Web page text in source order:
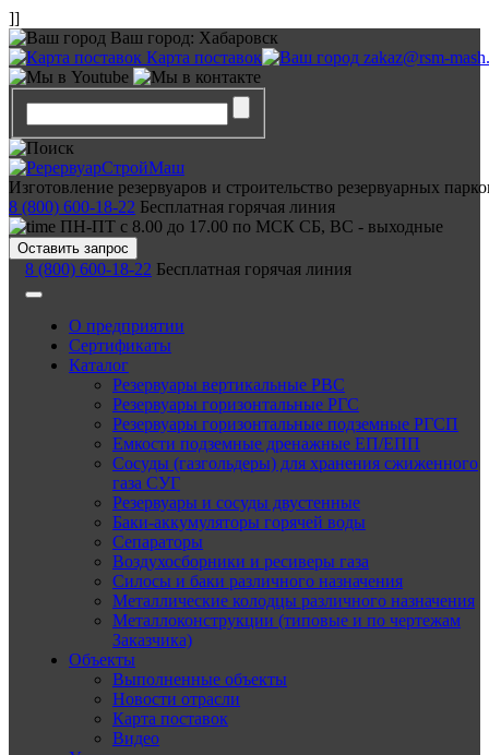
]]
Ваш город: Хабаровск
Карта поставок
zakaz@rsm-
Изготовление резервуаров и строительство резервуарных
8 (800) 600-18-22 Бесплатная горячая линия
ПН-ПТ с 8.00 до 17.00 по МСК СБ, ВС - выходные
Оставить запрос
8 (800) 600-18-22 Бесплатная горячая линия
О предприятии
Сертификаты
Каталог
Резервуары вертикальные РВС
Резервуары горизонтальные РГС
Резервуары горизонтальные подземные РГСП
Емкости подземные дренажные ЕП/ЕПП
Сосуды (газгольдеры) для хранения сжиженного
газа СУГ
Резервуары и сосуды двустенные
Баки-аккумуляторы горячей воды
Сепараторы
Воздухосборники и ресиверы газа
Силосы и баки различного назначения
Металлические колодцы различного назначения
Металлоконструкции (типовые и по чертежам
Заказчика)
Объекты
Выполненные объекты
Новости отрасли
Карта поставок
Видео